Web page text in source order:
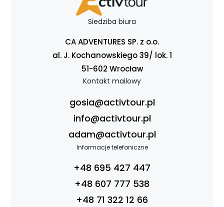
Siedziba biura
CA ADVENTURES SP. z o.o.
al. J. Kochanowskiego 39/ lok. 1
51-602 Wrocław
Kontakt mailowy
gosia@activtour.pl
info@activtour.pl
adam@activtour.pl
Informacje telefoniczne
+48 695 427 447
+48 607 777 538
+48 71 322 12 66